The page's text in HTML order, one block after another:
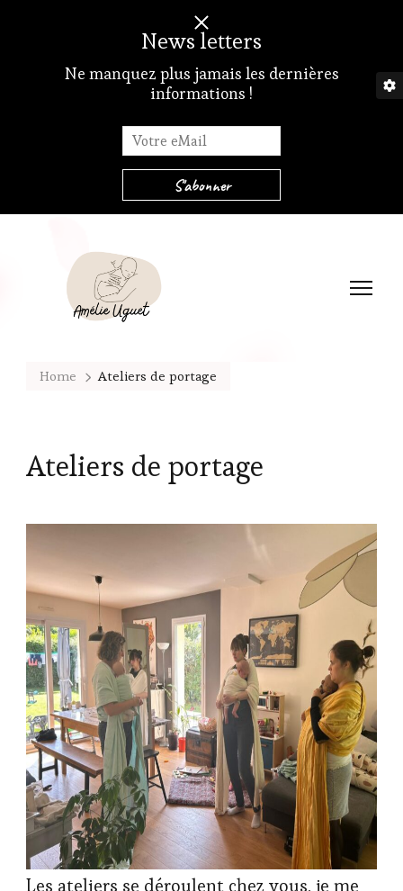
News letters
Ne manquez plus jamais les dernières
informations !
Home Ateliers de portage
Ateliers de portage
Les ateliers se déroulent chez vous, je me